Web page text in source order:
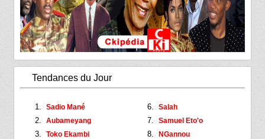
Tendances du Jour
Sadio Mané
Aubameyang
Toko Ekambi
Salah
Samuel Eto'o
NGannou